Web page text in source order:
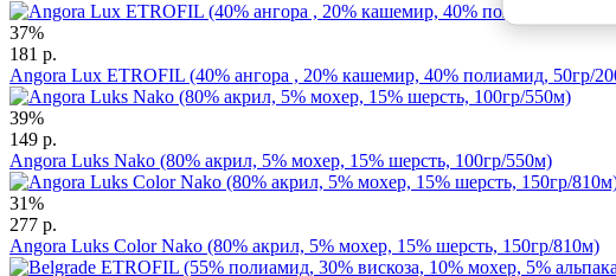
37%
181 р.
Angora Lux ETROFIL (40% ангора , 20% кашемир, 40% полиамид, 50гр/
39%
149 р.
Angora Luks Nako (80% акрил, 5% мохер, 15% шерсть, 100гр/550м)
31%
277 р.
Angora Luks Color Nako (80% акрил, 5% мохер, 15% шерсть, 150гр/810м)